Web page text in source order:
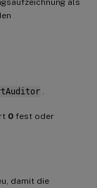
0 fest oder
damit die